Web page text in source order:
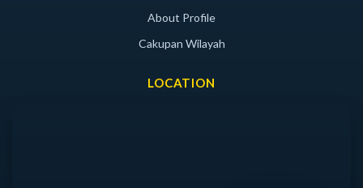
About Profile
Cakupan Wilayah
LOCATION